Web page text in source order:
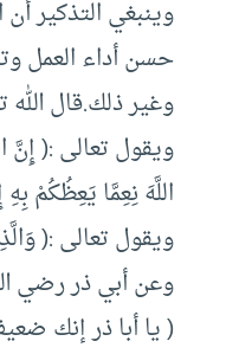
وينبغي التذكير
حسن أداء العمل
وغير ذلك.قال
ويقول تعالى :( إِنَّ
اللَّهَ نِعِمَّا يَعِظُكُمْ
ويقول تعالى :(
وعن أبي ذر رضي
( يا أبا ذر إنك